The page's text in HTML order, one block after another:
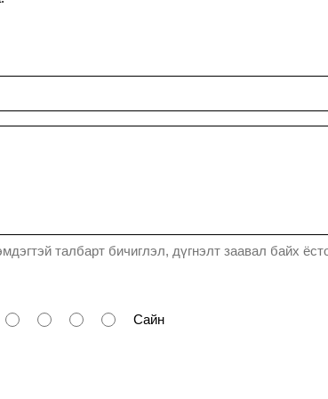
Waterproof- Yes,
талбарт бичиглэл, дүгнэлт заавал байх
Сайн